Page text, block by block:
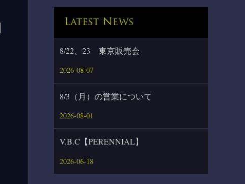
Latest News
8/22、23 東京販売会
2026-08-07
8/3（月）の営業について
2026-08-01
V.B.C【PERENNIAL】
2026-06-18